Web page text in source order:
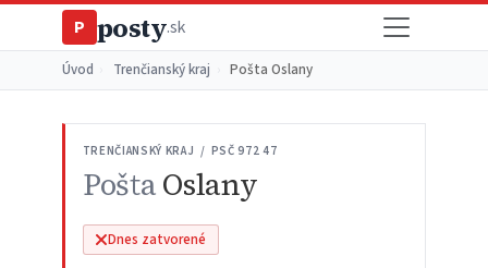
P posty.sk
Úvod Trenčianský kraj Pošta Oslany
TRENČIANSKÝ KRAJ / PSČ 972 47
PoštaOslany
Dnes zatvorené